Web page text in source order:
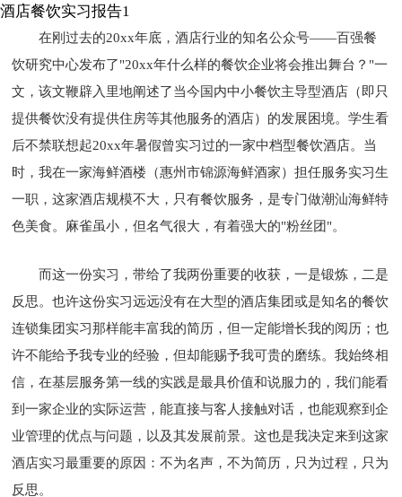
酒店餐饮实习报告1
在刚过去的20xx年底，酒店行业的知名公众号——百强餐
饮研究中心发布了"20xx年什么样的餐饮企业将会推出舞台？"一
文，该文鞭辟入里地阐述了当今国内中小餐饮主导型酒店（即只
提供餐饮没有提供住房等其他服务的酒店）的发展困境。学生看
后不禁联想起20xx年暑假曾实习过的一家中档型餐饮酒店。当
时，我在一家海鲜酒楼（惠州市锦源海鲜酒家）担任服务实习生
一职，这家酒店规模不大，只有餐饮服务，是专门做潮汕海鲜特
色美食。麻雀虽小，但名气很大，有着强大的"粉丝团"。
而这一份实习，带给了我两份重要的收获，一是锻炼，二是
反思。也许这份实习远远没有在大型的酒店集团或是知名的餐饮
连锁集团实习那样能丰富我的简历，但一定能增长我的阅历；也
许不能给予我专业的经验，但却能赐予我可贵的磨练。我始终相
信，在基层服务第一线的实践是最具价值和说服力的，我们能看
到一家企业的实际运营，能直接与客人接触对话，也能观察到企
业管理的优点与问题，以及其发展前景。这也是我决定来到这家
酒店实习最重要的原因：不为名声，不为简历，只为过程，只为
反思。